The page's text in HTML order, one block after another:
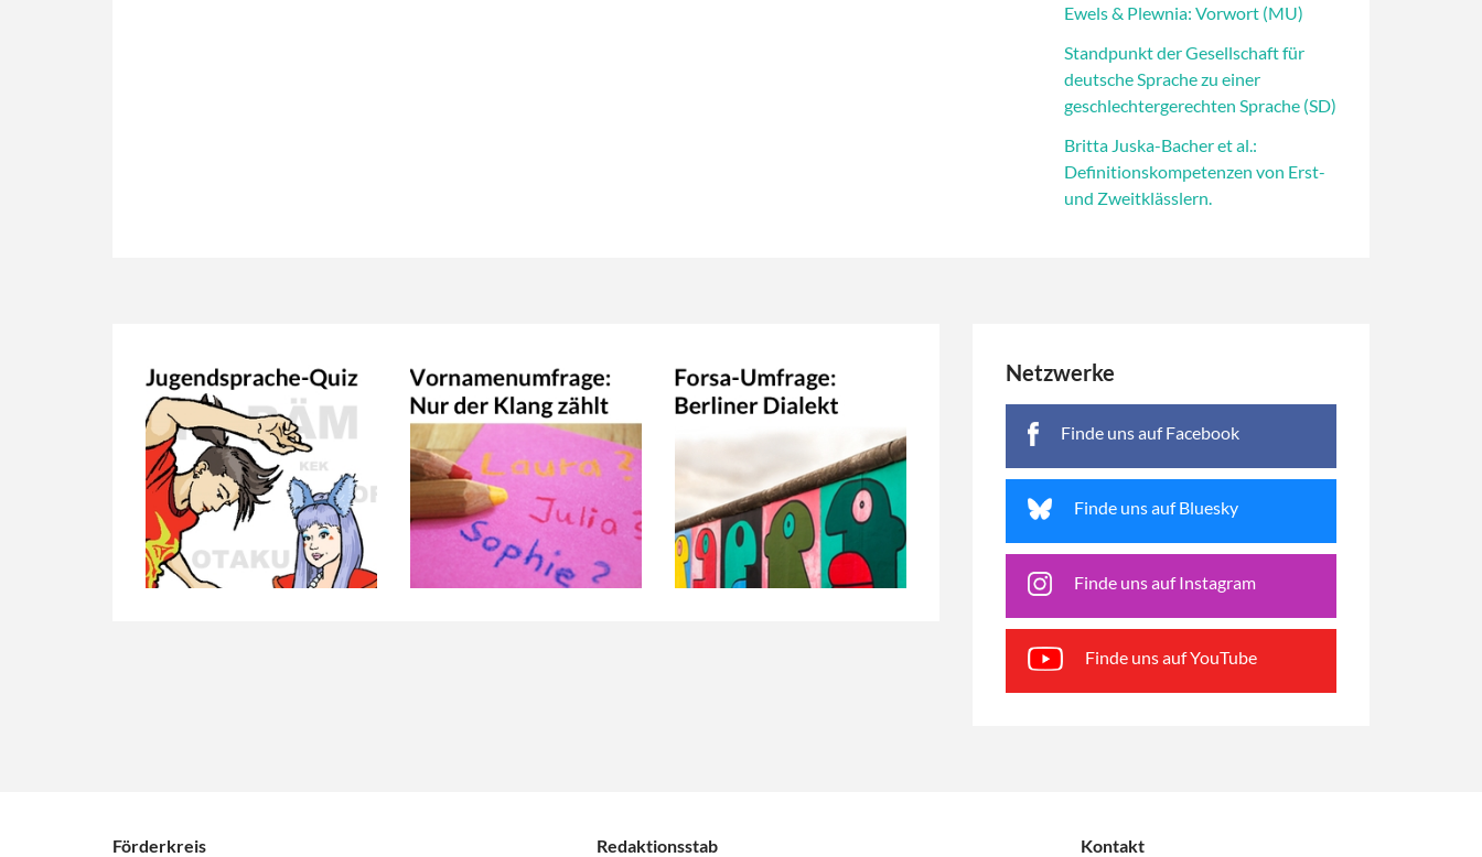
Ewels & Plewnia: Vorwort (MU)
Standpunkt der Gesellschaft für
deutsche Sprache zu einer
geschlechtergerechten Sprache (SD)
Britta Juska-Bacher et al.:
Definitionskompetenzen von Erst-
und Zweitklässlern.
Netzwerke
Finde uns auf Facebook
Finde uns auf Bluesky
Finde uns auf Instagram
Finde uns auf YouTube
Förderkreis Redaktionsstab Kontakt